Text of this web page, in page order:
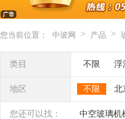
您当前位置： 中玻网 > 产品 >
类目 不限 浮
热熔炉
机 玻璃钻
地区 不限 北
南 广东
您还可以找： 中空玻璃机